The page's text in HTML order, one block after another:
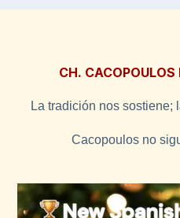
CH.
La tradición nos sostiene;
Cacopoulos no